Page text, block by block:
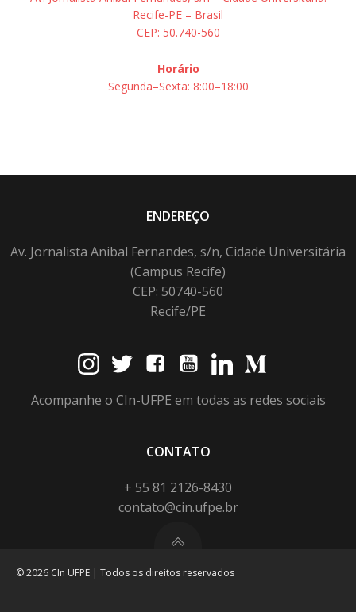
Recife-PE – Brasil
CEP: 50.740-560
Horário
Segunda–Sexta: 8:00–18:00
ENDEREÇO
Av. Jornalista Anibal Fernandes, s/n, Cidade Universitária
(Campus Recife)
CEP: 50740-560
Recife/PE
Acompanhe o CIn-UFPE em todas as redes sociais
CONTATO
+ 55 81 2126-8430
contato@cin.ufpe.br
© 2026 CIn UFPE | Todos os direitos reservados